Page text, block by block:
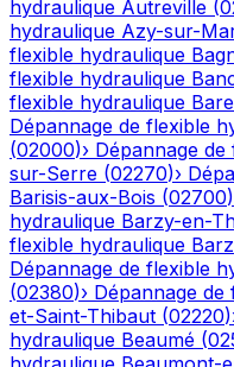
hydraulique Autreville (
hydraulique Azy-sur-
flexible hydraulique
flexible hydraulique
flexible hydraulique
Dépannage de flexible
(02000)› Dépannage
sur-Serre (02270)›
Barisis-aux-Bois (02700)
hydraulique Barzy-en-
flexible hydraulique
Dépannage de flexible
(02380)› Dépannage
et-Saint-Thibaut (02220)
hydraulique Beaumé (